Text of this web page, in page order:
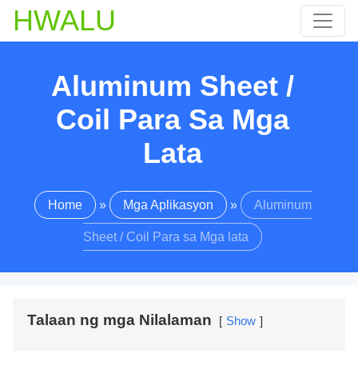
HWALU
Aluminum Sheet /
Coil Para Sa Mga
Lata
Home » Mga Aplikasyon » Aluminum
Sheet / Coil Para sa Mga lata
Talaan ng mga Nilalaman Show